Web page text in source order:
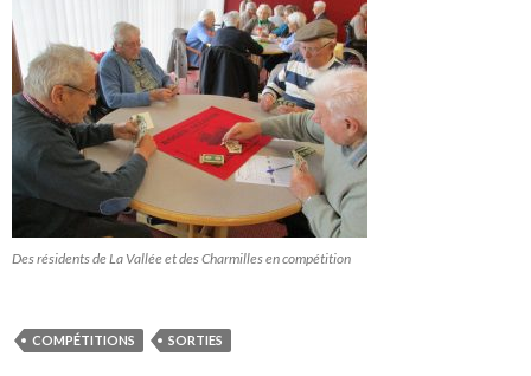
Des résidents de La Vallée et des Charmilles en compétition
COMPÉTITIONS SORTIES